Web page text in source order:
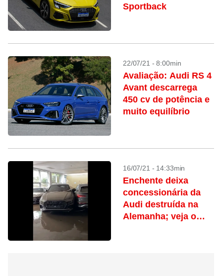
Sportback
22/07/21 - 8:00min
Avaliação: Audi RS 4
Avant descarrega
450 cv de potência e
muito equilíbrio
16/07/21 - 14:33min
Enchente deixa
concessionária da
Audi destruída na
Alemanha; veja o